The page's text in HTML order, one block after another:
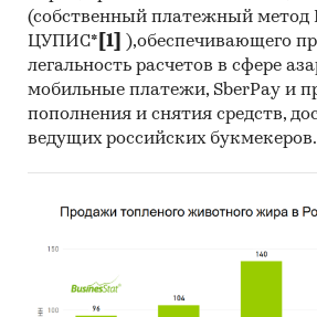
(собственный платежный
ЦУПИС* [1]
),обеспечивающего
легальность расчетов в сфере
мобильные платежи, SberPay и
пополнения и снятия средств,
ведущих российских букмекеров.